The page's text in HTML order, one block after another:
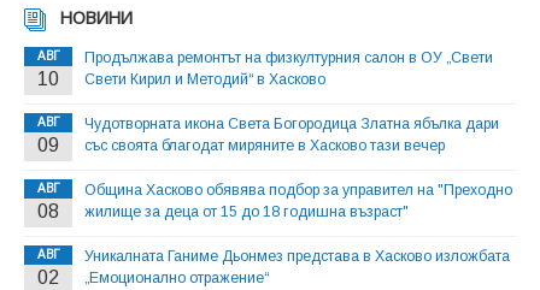
НОВИНИ
АВГ
10
Продължава ремонтът на физкултурния салон в ОУ „Свети
Свети Кирил и Методий“ в Хасково
АВГ
09
Чудотворната икона Света Богородица Златна ябълка дари
със своята благодат миряните в Хасково тази вечер
АВГ
08
Община Хасково обявява подбор за управител на "Преходно
жилище за деца от 15 до 18 годишна възраст"
АВГ
02
Уникалната Ганиме Дьонмез представа в Хасково изложбата
„Емоционално отражение“